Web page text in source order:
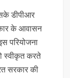
डीपीआर
के आवासन
परियोजना
स्वीकृत करते
सरकार की